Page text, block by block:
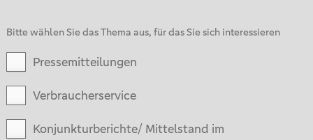
Bitte wählen Sie das Thema aus, für das Sie sich interessieren
Pressemitteilungen
Verbraucherservice
Konjunkturberichte/ Mittelstand im